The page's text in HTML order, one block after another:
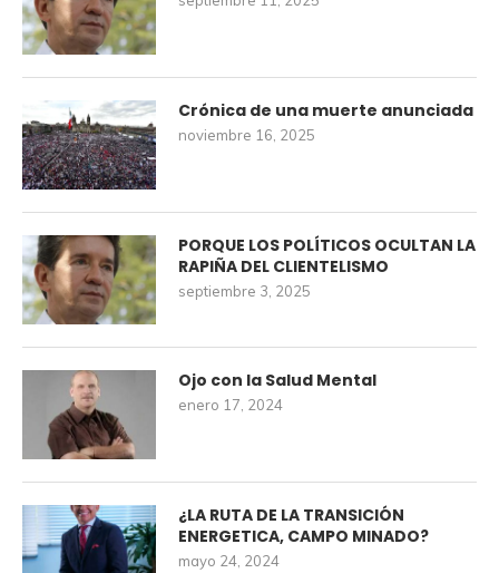
Crónica de una muerte anunciada
noviembre 16, 2025
PORQUE LOS POLÍTICOS OCULTAN LA
RAPIÑA DEL CLIENTELISMO
septiembre 3, 2025
Ojo con la Salud Mental
enero 17, 2024
¿LA RUTA DE LA TRANSICIÓN
ENERGETICA, CAMPO MINADO?
mayo 24, 2024